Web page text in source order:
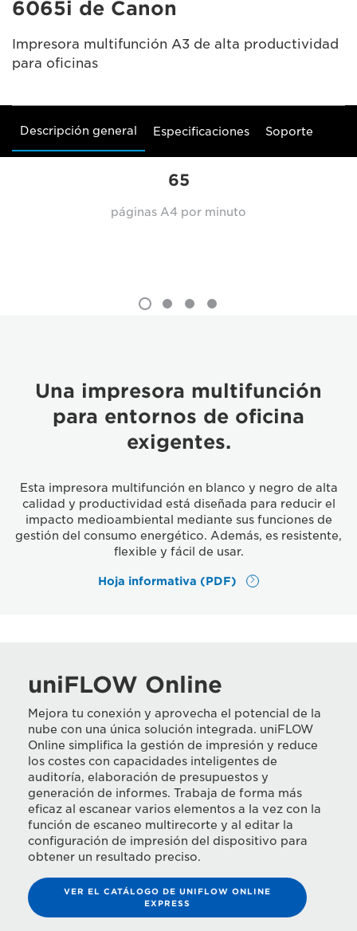
6065i de Canon
Impresora multifunción A3 de alta productividad
para oficinas
Descripción general Especificaciones Soporte
65
páginas A4 por minuto
Una impresora multifunción
para entornos de oficina
exigentes.
Esta impresora multifunción en blanco y negro de alta
calidad y productividad está diseñada para reducir el
impacto medioambiental mediante sus funciones de
gestión del consumo energético. Además, es resistente,
flexible y fácil de usar.
Hoja informativa (PDF)
uniFLOW Online
Mejora tu conexión y aprovecha el potencial de la
nube con una única solución integrada. uniFLOW
Online simplifica la gestión de impresión y reduce
los costes con capacidades inteligentes de
auditoría, elaboración de presupuestos y
generación de informes. Trabaja de forma más
eficaz al escanear varios elementos a la vez con la
función de escaneo multirecorte y al editar la
configuración de impresión del dispositivo para
obtener un resultado preciso.
VER EL CATÁLOGO DE UNIFLOW ONLINE
EXPRESS